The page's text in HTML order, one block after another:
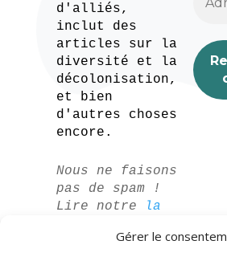
Gérer le
d'alliés,
inclut des
articles sur la
diversité et la
décolonisation,
et bien
d'autres choses
encore.
Nous ne faisons
pas de spam !
Lire notre
la
confidentialité